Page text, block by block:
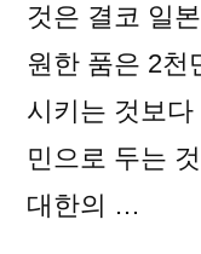
것은 결코 일
원한 품은 2천
시키는 것보
민으로 두는
대한의 …